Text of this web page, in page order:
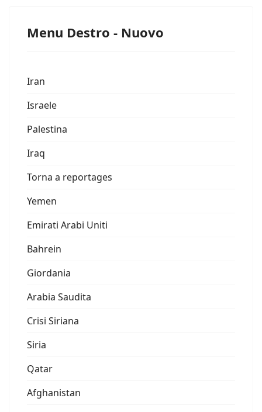
Menu Destro - Nuovo
Iran
Israele
Palestina
Iraq
Torna a reportages
Yemen
Emirati Arabi Uniti
Bahrein
Giordania
Arabia Saudita
Crisi Siriana
Siria
Qatar
Afghanistan